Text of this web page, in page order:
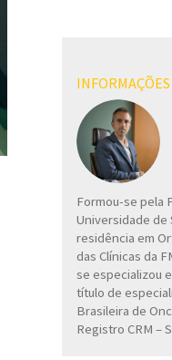
Formou-se pela
Universidade de
residência em
das Clínicas da
se especializou
título de
Brasileira de
Registro CRM –